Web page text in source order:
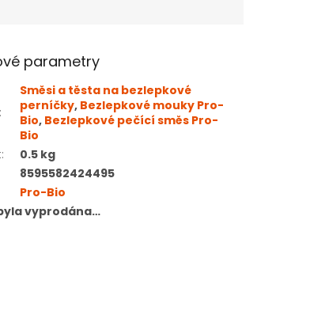
parametry
:
Směsi a těsta na bezlepkové
perníčky, Bezlepkové mouky Pro-
Bio, Bezlepkové pečící směs Pro-
Bio
:
0.5 kg
8595582424495
Pro-Bio
vyprodána…